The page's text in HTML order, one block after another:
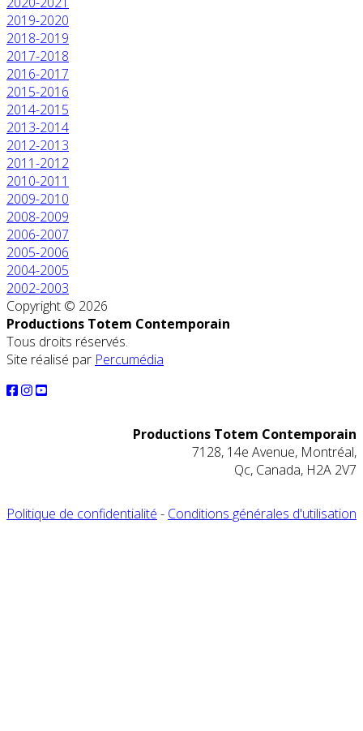
2019-2020
2018-2019
2017-2018
2016-2017
2015-2016
2014-2015
2013-2014
2012-2013
2011-2012
2010-2011
2009-2010
2008-2009
2006-2007
2005-2006
2004-2005
2002-2003
Copyright © 2026
Productions Totem Contemporain
Tous droits réservés.
Site réalisé par Percumédia
Productions Totem Contemporain
7128, 14e Avenue, Montréal,
Qc, Canada, H2A 2V7
Politique de confidentialité - Conditions générales d'utilisation